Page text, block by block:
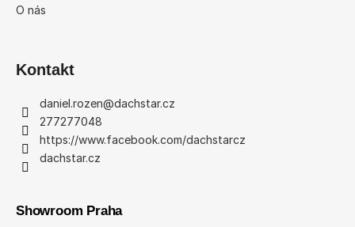
O nás
Kontakt
daniel.rozen@dachstar.cz
277277048
https://www.facebook.com/dachstarcz
dachstar.cz
Showroom Praha